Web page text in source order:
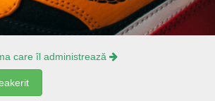
care îl administrează